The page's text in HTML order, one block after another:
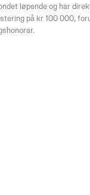
løpende og har
på kr 100 000,